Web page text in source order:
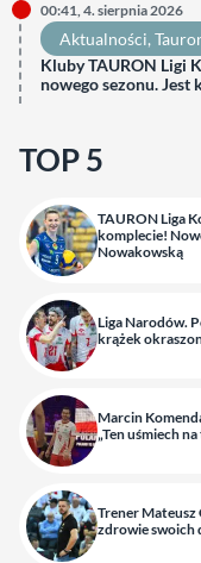
00:41, 4. sierpnia 2026
Aktualności,
Kluby TAURON Ligi
nowego sezonu.
TOP 5
TAURON Liga
komplecie!
Nowakowską
Liga Narodów.
krążek
Marcin
„Ten uśmiech
Trener Mateusz
zdrowie swoich